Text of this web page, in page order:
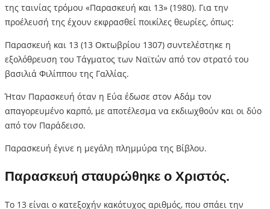
της ταινίας τρόμου «Παρασκευή και 13» (1980). Για την
προέλευσή της έχουν εκφρασθεί ποικίλες θεωρίες, όπως:
Παρασκευή και 13 (13 Οκτωβρίου 1307) συντελέστηκε η
εξολόθρευση του Τάγματος των Ναϊτών από τον στρατό του
βασιλιά Φιλίππου της Γαλλίας.
Ήταν Παρασκευή όταν η Εύα έδωσε στον Αδάμ τον
απαγορευμένο καρπό, με αποτέλεσμα να εκδιωχθούν και οι δύο
από τον Παράδεισο.
Παρασκευή έγινε η μεγάλη πλημμύρα της Βίβλου.
Παρασκευή σταυρώθηκε ο Χριστός.
Το 13 είναι ο κατεξοχήν κακότυχος αριθμός, που σπάει την